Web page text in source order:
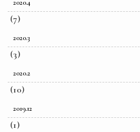
2020.4
(7)
2020.3
(3)
2020.2
(10)
2019.12
(1)